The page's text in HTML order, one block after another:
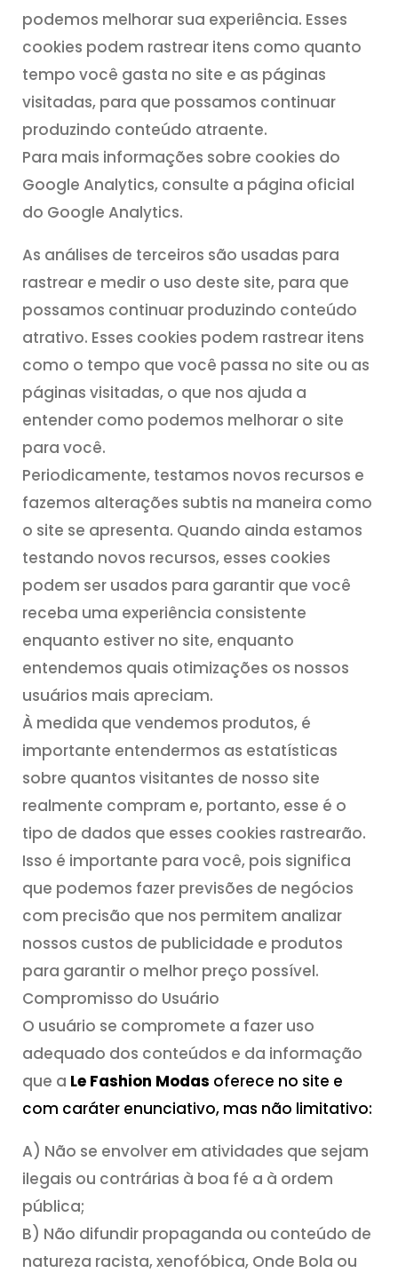
podemos melhorar sua experiência. Esses
cookies podem rastrear itens como quanto
tempo você gasta no site e as páginas
visitadas, para que possamos continuar
produzindo conteúdo atraente.
Para mais informações sobre cookies do
Google Analytics, consulte a página oficial
do Google Analytics.
As análises de terceiros são usadas para
rastrear e medir o uso deste site, para que
possamos continuar produzindo conteúdo
atrativo. Esses cookies podem rastrear itens
como o tempo que você passa no site ou as
páginas visitadas, o que nos ajuda a
entender como podemos melhorar o site
para você.
Periodicamente, testamos novos recursos e
fazemos alterações subtis na maneira como
o site se apresenta. Quando ainda estamos
testando novos recursos, esses cookies
podem ser usados para garantir que você
receba uma experiência consistente
enquanto estiver no site, enquanto
entendemos quais otimizações os nossos
usuários mais apreciam.
À medida que vendemos produtos, é
importante entendermos as estatísticas
sobre quantos visitantes de nosso site
realmente compram e, portanto, esse é o
tipo de dados que esses cookies rastrearão.
Isso é importante para você, pois significa
que podemos fazer previsões de negócios
com precisão que nos permitem analizar
nossos custos de publicidade e produtos
para garantir o melhor preço possível.
Compromisso do Usuário
O usuário se compromete a fazer uso
adequado dos conteúdos e da informação
que a Le Fashion Modas oferece no site e
com caráter enunciativo, mas não limitativo:
A) Não se envolver em atividades que sejam
ilegais ou contrárias à boa fé a à ordem
pública;
B) Não difundir propaganda ou conteúdo de
natureza racista, xenofóbica, Onde Bola ou
Loja
Meios de Pagamento e Frete
Política de Privacidade